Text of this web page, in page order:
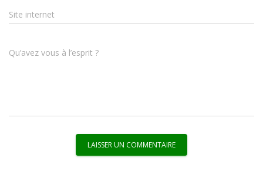
Site internet
Qu’avez vous à l’esprit ?